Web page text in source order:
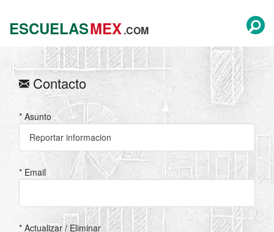
ESCUELASMEX.COM
Contacto
* Asunto
* Email
* Actualizar / Eliminar